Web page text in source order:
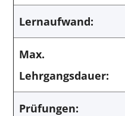
Lernaufwand:
Max.
Lehrgangsdauer:
Prüfungen: